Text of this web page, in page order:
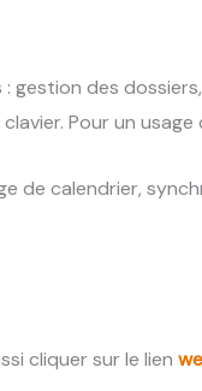
des
Pour un
de calendrier,
cliquer sur le lien